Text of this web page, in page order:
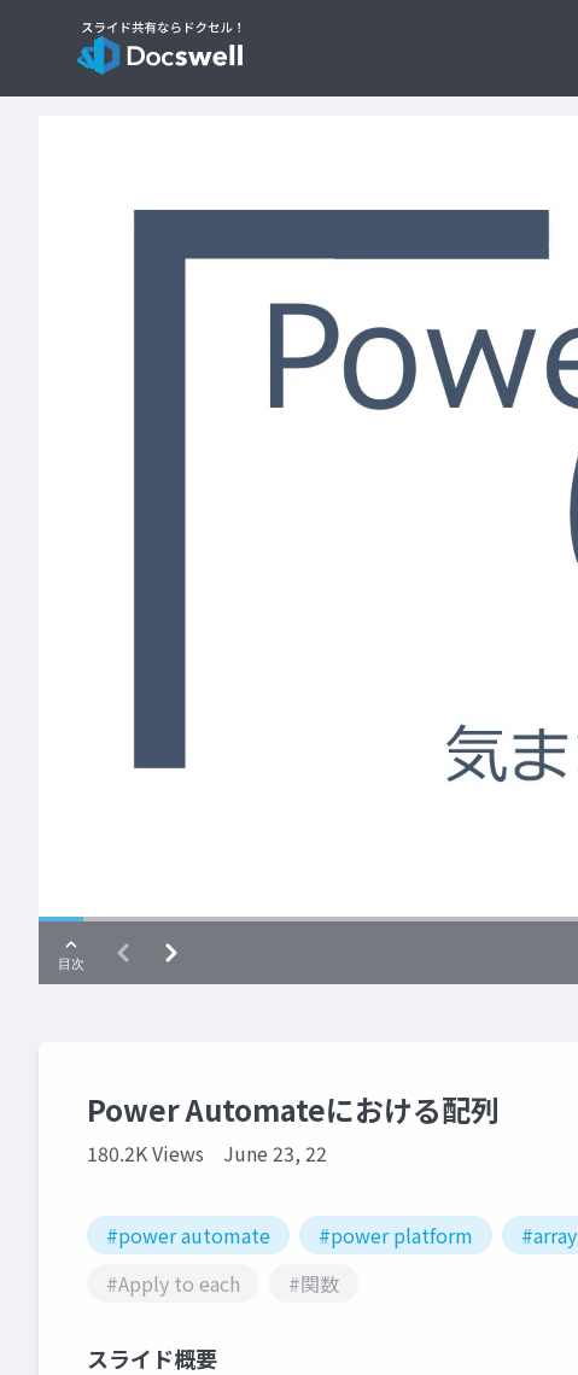
Power Automateにおける配列
180.2K Views June 23, 22
#power automate #power platform #array
#Apply to each
#関数
スライド概要